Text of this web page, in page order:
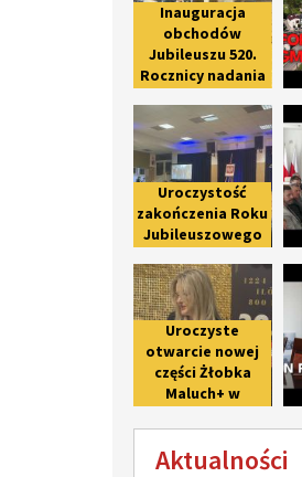
Inauguracja
obchodów
Jubileuszu 520.
Rocznicy nadania
Iłowowi -
fotorelacja
Uroczystość
zakończenia Roku
Jubileuszowego
800-lecie pierwszej
wzmianki o Iłowie
Uroczyste
otwarcie nowej
części Żłobka
Maluch+ w
etapie
modernizacji
Aktualności